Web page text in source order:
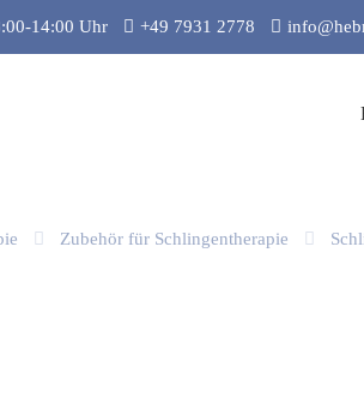
14:00 Uhr +49 7931 2778
Zubehör für Schlingentherapie